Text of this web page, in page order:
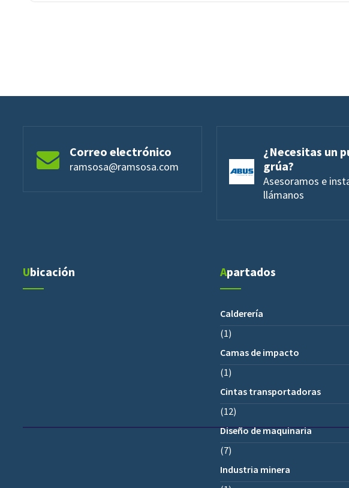
Correo electrónico
ramsosa@ramsosa.com
¿Necesitas un
grúa?
Asesoramos e
llámanos
Ubicación Apartados
Calderería
(1)
Camas de impacto
(1)
Cintas transportadoras
(12)
Diseño de maquinaria
(7)
Industria minera